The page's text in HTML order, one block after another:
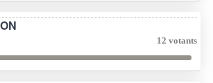
12 votants